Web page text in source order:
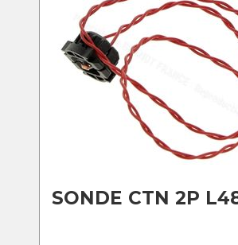
SONDE CTN 2P